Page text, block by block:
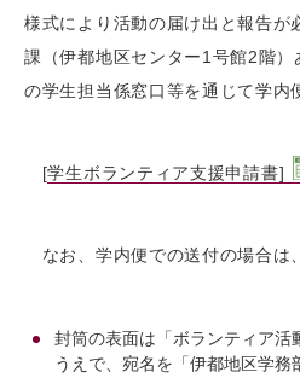
様式により活動の届け出と報告が
課（伊都地区センター1号館2階
の学生担当係窓口等を通じて学内
[学生ボランティア支援申請書]
なお、学内便での送付の場合は、
封筒の表面は「ボランティア活
うえで、宛名を「伊都地区学務